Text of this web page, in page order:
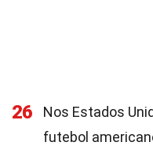
26
Nos Estados
futebol